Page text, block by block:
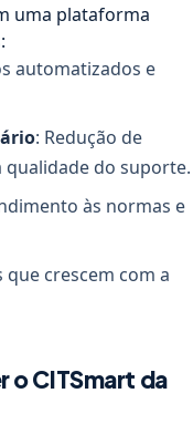
uma plataforma
automatizados e
: Redução de
do suporte.
às normas e
que crescem com a
o CITSmart da